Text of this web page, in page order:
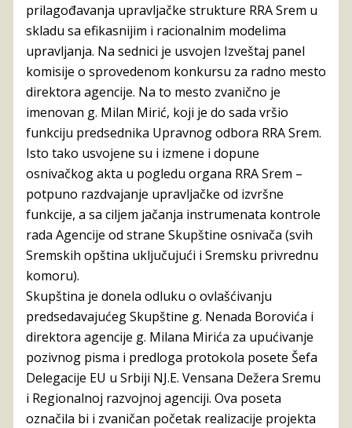
prilagođavanja upravljačke strukture RRA Srem u
skladu sa efikasnijim i racionalnim modelima
upravljanja. Na sednici je usvojen Izveštaj panel
komisije o sprovedenom konkursu za radno mesto
direktora agencije. Na to mesto zvanično je
imenovan g. Milan Mirić, koji je do sada vršio
funkciju predsednika Upravnog odbora RRA Srem.
Isto tako usvojene su i izmene i dopune
osnivačkog akta u pogledu organa RRA Srem –
potpuno razdvajanje upravljačke od izvršne
funkcije, a sa ciljem jačanja instrumenata kontrole
rada Agencije od strane Skupštine osnivača (svih
Sremskih opština uključujući i Sremsku privrednu
komoru).
Skupština je donela odluku o ovlašćivanju
predsedavajućeg Skupštine g. Nenada Borovića i
direktora agencije g. Milana Mirića za upućivanje
pozivnog pisma i predloga protokola posete Šefa
Delegacije EU u Srbiji NJ.E. Vensana Dežera Sremu
i Regionalnoj razvojnoj agenciji. Ova poseta
označila bi i zvaničan početak realizacije projekta